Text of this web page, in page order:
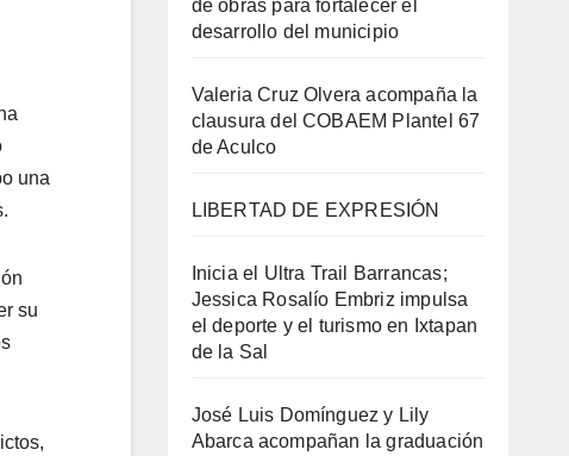
una
su
de obras para fortalecer el
desarrollo del municipio
Valeria Cruz Olvera acompaña la
clausura del COBAEM Plantel 67
de Aculco
LIBERTAD DE EXPRESIÓN
Inicia el Ultra Trail Barrancas;
Jessica Rosalío Embriz impulsa
el deporte y el turismo en Ixtapan
de la Sal
José Luis Domínguez y Lily
Abarca acompañan la graduación